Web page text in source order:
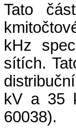
Tato
kHz
sítích.
kV a 35
60038).